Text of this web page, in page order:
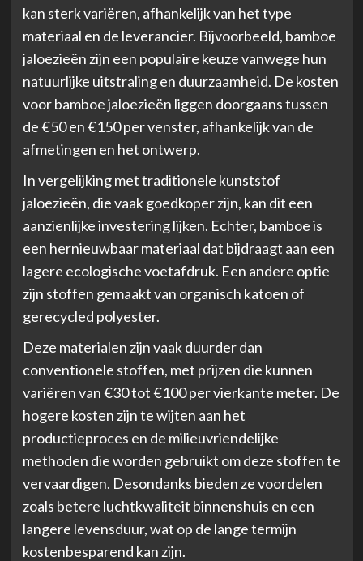
kan sterk variëren, afhankelijk van het type
materiaal en de leverancier. Bijvoorbeeld, bamboe
jaloezieën zijn een populaire keuze vanwege hun
natuurlijke uitstraling en duurzaamheid. De kosten
voor bamboe jaloezieën liggen doorgaans tussen
de €50 en €150 per venster, afhankelijk van de
afmetingen en het ontwerp.
In vergelijking met traditionele kunststof
jaloezieën, die vaak goedkoper zijn, kan dit een
aanzienlijke investering lijken. Echter, bamboe is
een hernieuwbaar materiaal dat bijdraagt aan een
lagere ecologische voetafdruk. Een andere optie
zijn stoffen gemaakt van organisch katoen of
gerecycled polyester.
Deze materialen zijn vaak duurder dan
conventionele stoffen, met prijzen die kunnen
variëren van €30 tot €100 per vierkante meter. De
hogere kosten zijn te wijten aan het
productieproces en de milieuvriendelijke
methoden die worden gebruikt om deze stoffen te
vervaardigen. Desondanks bieden ze voordelen
zoals betere luchtkwaliteit binnenshuis en een
langere levensduur, wat op de lange termijn
kostenbesparend kan zijn.